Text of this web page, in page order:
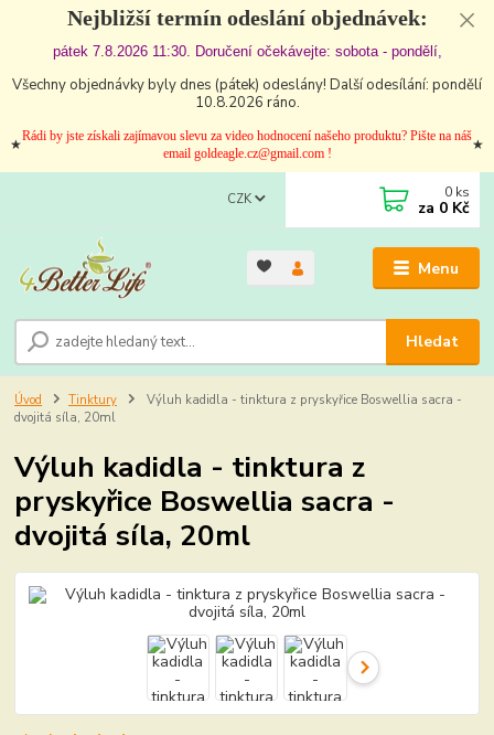
Nejbližší termín odeslání objednávek:
pátek 7.8.2026 11:30. Doručení očekávejte: sobota - pondělí,
Všechny objednávky byly dnes (pátek) odeslány! Další odesílání: pondělí
10.8.2026 ráno.
★Rádi by jste získali zajímavou slevu za video hodnocení našeho produktu? Pište na náš
email goldeagle.cz@gmail.com !
★
Menu
CZK
Hledat
0 ks
za 0 Kč
Úvod Tinktury
Výluh kadidla - tinktura z pryskyřice Boswellia sacra -
dvojitá síla, 20ml
Výluh kadidla - tinktura z
pryskyřice Boswellia sacra -
dvojitá síla, 20ml